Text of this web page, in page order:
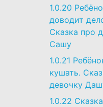
1.0.20
доводит
Сказка про
Сашу
1.0.21
кушать.
девочку
1.0.22